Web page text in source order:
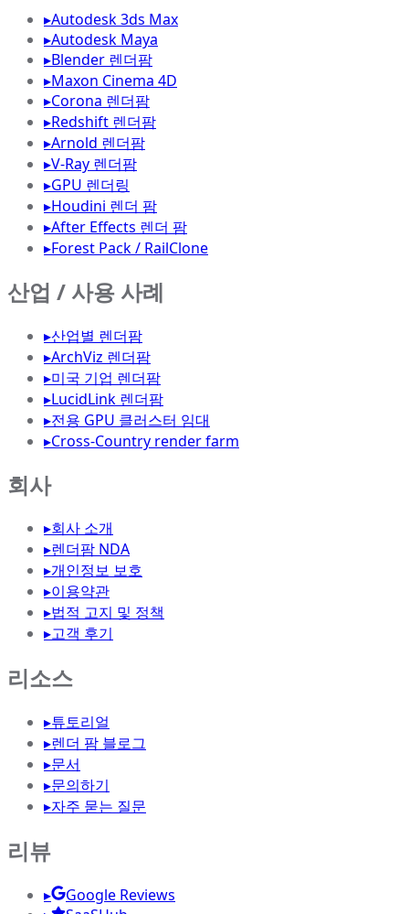
▸Autodesk 3ds Max
▸Autodesk Maya
▸Blender 렌더팜
▸Maxon Cinema 4D
▸Corona 렌더팜
▸Redshift 렌더팜
▸Arnold 렌더팜
▸V-Ray 렌더팜
▸GPU 렌더링
▸Houdini 렌더 팜
▸After Effects 렌더 팜
▸Forest Pack / RailClone
산업 / 사용 사례
▸산업별 렌더팜
▸ArchViz 렌더팜
▸미국 기업 렌더팜
▸LucidLink 렌더팜
▸전용 GPU 클러스터 임대
▸Cross-Country render farm
회사
▸회사 소개
▸렌더팜 NDA
▸개인정보 보호
▸이용약관
▸법적 고지 및 정책
▸고객 후기
리소스
▸튜토리얼
▸렌더 팜 블로그
▸문서
▸문의하기
▸자주 묻는 질문
리뷰
▸
Google Reviews